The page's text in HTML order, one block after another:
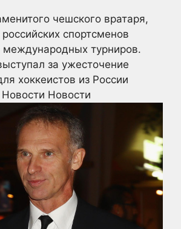
чешского вратаря,
спортсменов
международных турниров.
за ужесточение
хоккеистов из России
Новости